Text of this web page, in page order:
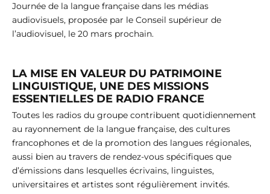
Journée de la langue française dans les médias
audiovisuels, proposée par le Conseil supérieur de
l’audiovisuel, le 20 mars prochain.
LA MISE EN VALEUR DU PATRIMOINE
LINGUISTIQUE, UNE DES MISSIONS
ESSENTIELLES DE RADIO FRANCE
Toutes les radios du groupe contribuent quotidiennement
au rayonnement de la langue française, des cultures
francophones et de la promotion des langues régionales,
aussi bien au travers de rendez-vous spécifiques que
d’émissions dans lesquelles écrivains, linguistes,
universitaires et artistes sont régulièrement invités.